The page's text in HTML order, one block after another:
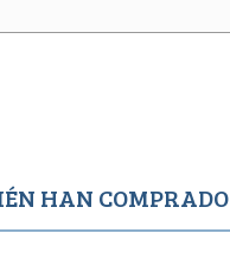
HAN COMPRADO